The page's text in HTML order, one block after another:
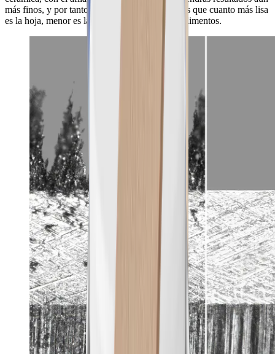
más finos, y por tanto, una mayor agudeza. Y es que cuanto más lisa
es la hoja, menor es la resistencia al cortar los alimentos.